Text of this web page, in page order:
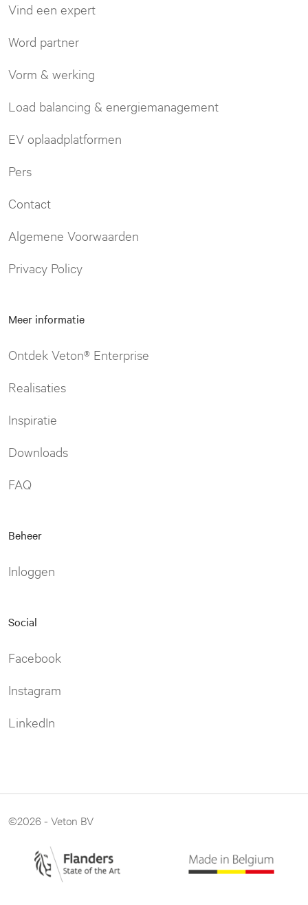
Vind een expert
Word partner
Vorm & werking
Load balancing & energiemanagement
EV oplaadplatformen
Pers
Contact
Algemene Voorwaarden
Privacy Policy
Meer informatie
Ontdek Veton® Enterprise
Realisaties
Inspiratie
Downloads
FAQ
Beheer
Inloggen
Social
Facebook
Instagram
LinkedIn
©2026 - Veton BV